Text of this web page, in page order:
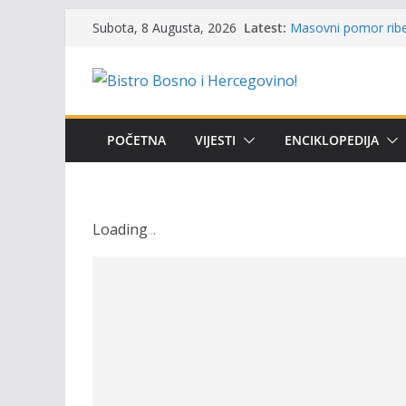
Skip
content
Subota, 8 Augusta, 2026 Latest: Masovni pomor
Poziv za učešće u
Obavještenje
osobe sa
POČETNA VIJESTI ENCIKLOPEDIJA
Loading...